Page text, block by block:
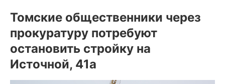
Томские общественники через
прокуратуру потребуют
остановить стройку на
Источной, 41а